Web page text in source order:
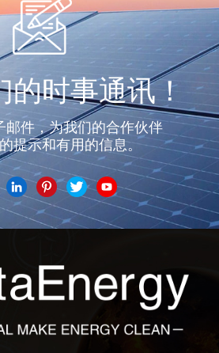
的时事通讯！
邮件，为我们的合作伙伴
提示和有用的信息。